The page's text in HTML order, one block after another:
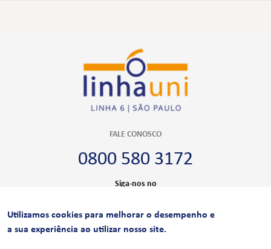
FALE CONOSCO
0800 580 3172
Siga-nos no
CERTIFICAÇÕES
Utilizamos cookies para melhorar o desempenho e
a sua experiência ao utilizar nosso site.